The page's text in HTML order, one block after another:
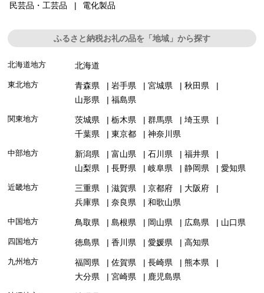
民芸品・工芸品
電化製品
ふるさと納税お礼の品を「地域」から探す
北海道地方 北海道
東北地方 青森県 岩手県 宮城県
秋田県
山形県
福島県
関東地方 茨城県 栃木県 群馬県
埼玉県
千葉県
東京都 神奈川県
中部地方 新潟県 富山県 石川県
福井県
山梨県
長野県 岐阜県 静岡県 愛知県
近畿地方 三重県 滋賀県 京都府
大阪府
兵庫県
奈良県 和歌山県
中国地方 鳥取県 島根県 岡山県 広島県 山口県
四国地方 徳島県 香川県 愛媛県 高知県
九州地方 福岡県 佐賀県 長崎県
熊本県
大分県
宮崎県 鹿児島県